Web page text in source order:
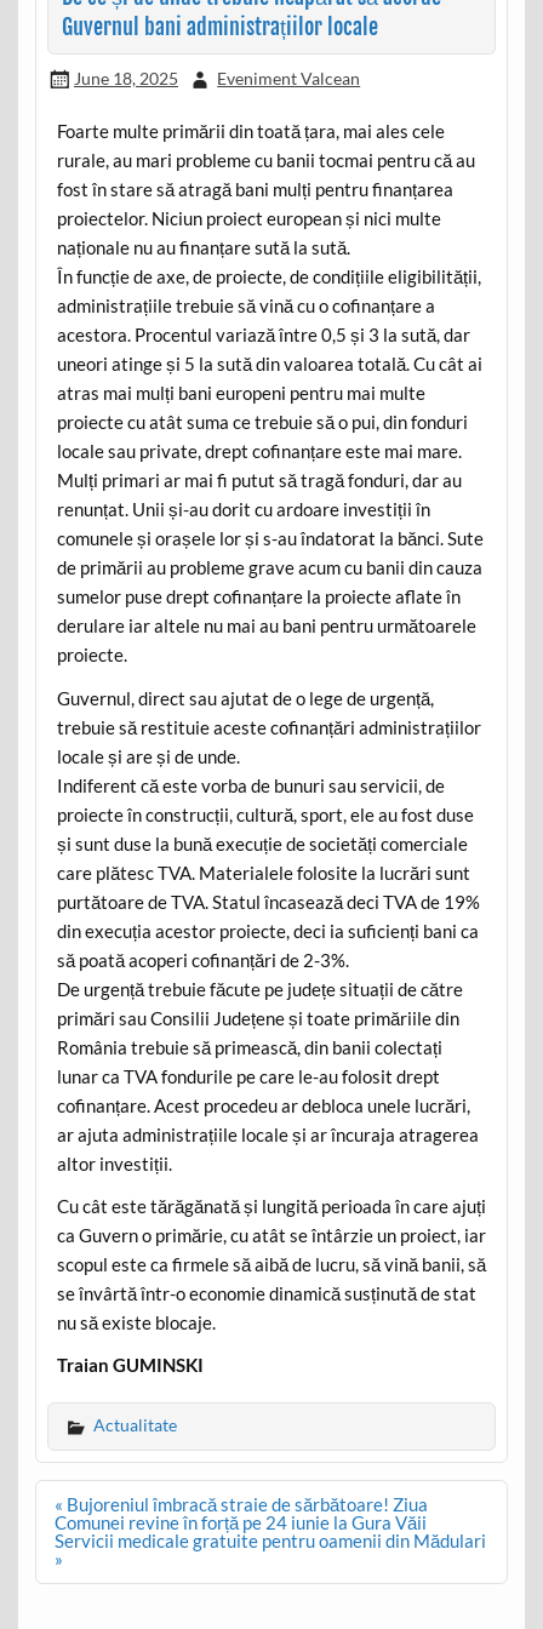
Guvernul bani administrațiilor locale
June 18, 2025 Eveniment Valcean
Foarte multe primării din toată țara, mai ales cele
rurale, au mari probleme cu banii tocmai pentru că au
fost în stare să atragă bani mulți pentru finanțarea
proiectelor. Niciun proiect european și nici multe
naționale nu au finanțare sută la sută.
În funcție de axe, de proiecte, de condițiile eligibilității,
administrațiile trebuie să vină cu o cofinanțare a
acestora. Procentul variază între 0,5 și 3 la sută, dar
uneori atinge și 5 la sută din valoarea totală. Cu cât ai
atras mai mulți bani europeni pentru mai multe
proiecte cu atât suma ce trebuie să o pui, din fonduri
locale sau private, drept cofinanțare este mai mare.
Mulți primari ar mai fi putut să tragă fonduri, dar au
renunțat. Unii și-au dorit cu ardoare investiții în
comunele și orașele lor și s-au îndatorat la bănci. Sute
de primării au probleme grave acum cu banii din cauza
sumelor puse drept cofinanțare la proiecte aflate în
derulare iar altele nu mai au bani pentru următoarele
proiecte.
Guvernul, direct sau ajutat de o lege de urgență,
trebuie să restituie aceste cofinanțări administrațiilor
locale și are și de unde.
Indiferent că este vorba de bunuri sau servicii, de
proiecte în construcții, cultură, sport, ele au fost duse
și sunt duse la bună execuție de societăți comerciale
care plătesc TVA. Materialele folosite la lucrări sunt
purtătoare de TVA. Statul încasează deci TVA de 19%
din execuția acestor proiecte, deci ia suficienți bani ca
să poată acoperi cofinanțări de 2-3%.
De urgență trebuie făcute pe județe situații de către
primări sau Consilii Județene și toate primăriile din
România trebuie să primească, din banii colectați
lunar ca TVA fondurile pe care le-au folosit drept
cofinanțare. Acest procedeu ar debloca unele lucrări,
ar ajuta administrațiile locale și ar încuraja atragerea
altor investiții.
Cu cât este tărăgănată și lungită perioada în care ajuți
ca Guvern o primărie, cu atât se întârzie un proiect, iar
scopul este ca firmele să aibă de lucru, să vină banii, să
se învârtă într-o economie dinamică susținută de stat
nu să existe blocaje.
Traian GUMINSKI
Actualitate
Post
navigation
« Bujoreniul îmbracă straie de sărbătoare! Ziua
Comunei revine în forță pe 24 iunie la Gura Văii
Servicii medicale gratuite pentru oamenii din Mădulari
»